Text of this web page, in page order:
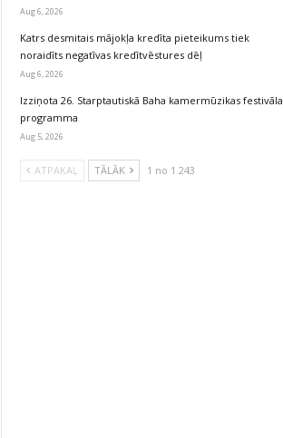
Aug 6, 2026
Katrs desmitais mājokļa kredīta pieteikums tiek
noraidīts negatīvas kredītvēstures dēļ
Aug 6, 2026
Izziņota 26. Starptautiskā Baha kamermūzikas festivāla
programma
Aug 5, 2026
ATPAKAĻ TĀLĀK 1 no 1 243